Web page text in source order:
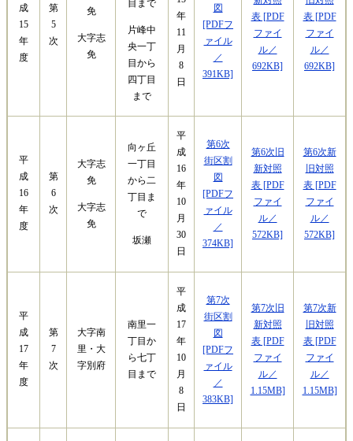
成
15
年
度
第
5
次
免
大字志
免
目まで
片峰中
央一丁
目から
四丁目
まで
年
11
月
8
日
図
[PDFフ
ァイル
／
391KB]
表 [PDF
ファイ
ル／
692KB]
表 [PDF
ファイ
ル／
692KB]
平
成
16
年
度
第
6
次
大字志
免
大字志
免
向ヶ丘
一丁目
から二
丁目ま
で
坂瀬
平
成
16
年
10
月
30
日
第6次
街区割
図
[PDFフ
ァイル
／
374KB]
第6次旧
新対照
表 [PDF
ファイ
ル／
572KB]
第6次新
旧対照
表 [PDF
ファイ
ル／
572KB]
平
成
17
年
度
第
7
次
大字南
里・大
字別府
南里一
丁目か
ら七丁
目まで
平
成
17
年
10
月
8
日
第7次
街区割
図
[PDFフ
ァイル
／
383KB]
第7次旧
新対照
表 [PDF
ファイ
ル／
1.15MB]
第7次新
旧対照
表 [PDF
ファイ
ル／
1.15MB]